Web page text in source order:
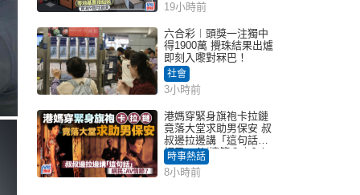
19小時前
六合彩︱頭獎一注獨中
得1900萬 攪珠結果出爐
即刻入嚟對冧巴！
社會
3小時前
港媽穿緊身旗袍卡拉鏈
竟落大堂求助男保安 叔
叔邊拉邊講「這句話」
網民：AV情節？｜Juicy
叮
時事熱話
8小時前